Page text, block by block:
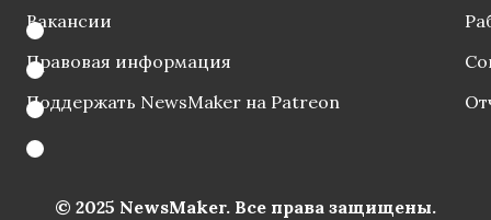
Вакансии
Правовая информация
Поддержать NewsMaker на Patreon
© 2025 NewsMaker. Все права защищены.